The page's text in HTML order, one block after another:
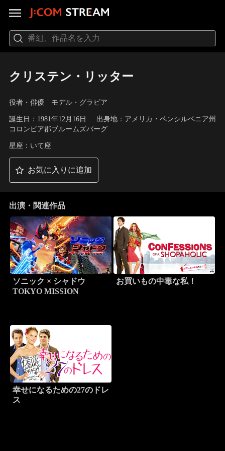
クリステン・リッター
役者・俳優 モデル・グラビア
誕生日：1981年12月16日
出身地：アメリカ・ペンシルベニア州
コロンビア郡ブルームズバーグ
星座：いて座
お気に入りに追加
出演・関連作品
ソニック × シャドウ
TOKYO MISSION
お買いもの中毒な私！
幸せになるための27のドレ
ス